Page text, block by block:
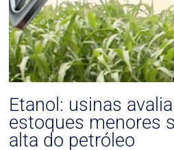
Etanol: usinas
estoques menores
alta do petróleo